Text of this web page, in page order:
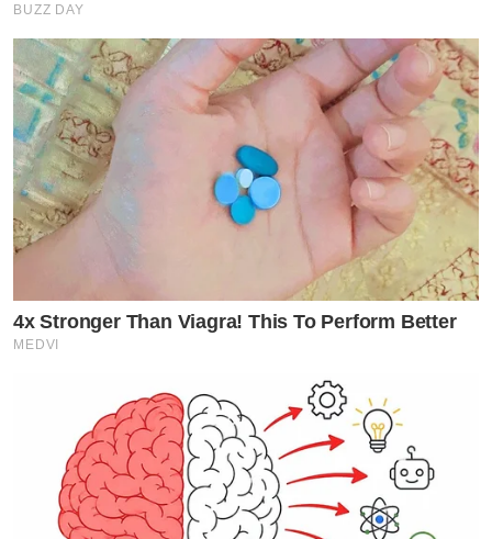
BUZZ DAY
4x Stronger Than Viagra! This To Perform Better
MEDVI